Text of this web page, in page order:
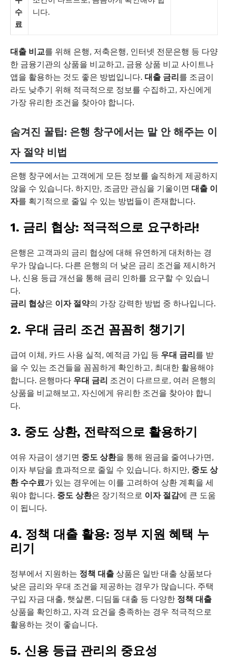
수
료
니다.
대출 비교를 위해 은행, 저축은행, 인터넷 전문은행 등 다양
한 금융기관의 상품을 비교하고, 금융 상품 비교 사이트나
앱을 활용하는 것도 좋은 방법입니다. 대출 금리를 조금이
라도 낮추기 위해 적극적으로 정보를 수집하고, 자신에게
가장 유리한 조건을 찾아야 합니다.
숨겨진 꿀팁: 은행 창구에서는 말 안 해주는 이
자 절약 비법
은행 창구에서는 고객에게 모든 정보를 솔직하게 제공하지
않을 수 있습니다. 하지만, 조금만 관심을 기울이면 대출 이
자를 획기적으로 줄일 수 있는 방법들이 존재합니다.
1. 금리 협상: 적극적으로 요구하라!
은행은 고객과의 금리 협상에 대해 유연하게 대처하는 경
우가 많습니다. 다른 은행의 더 낮은 금리 조건을 제시하거
나, 신용 등급 개선을 통해 금리 인하를 요구할 수 있습니
다.
금리 협상은 이자 절약의 가장 강력한 방법 중 하나입니다.
2. 우대 금리 조건 꼼꼼히 챙기기
급여 이체, 카드 사용 실적, 예적금 가입 등 우대 금리를 받
을 수 있는 조건들을 꼼꼼하게 확인하고, 최대한 활용해야
합니다. 은행마다 우대 금리 조건이 다르므로, 여러 은행의
상품을 비교해보고, 자신에게 유리한 조건을 찾아야 합니
다.
3. 중도 상환, 전략적으로 활용하기
여유 자금이 생기면 중도 상환을 통해 원금을 줄여나가면,
이자 부담을 효과적으로 줄일 수 있습니다. 하지만, 중도 상
환 수수료가 있는 경우에는 이를 고려하여 상환 계획을 세
워야 합니다. 중도 상환은 장기적으로 이자 절감에 큰 도움
이 됩니다.
4. 정책 대출 활용: 정부 지원 혜택 누
리기
정부에서 지원하는 정책 대출 상품은 일반 대출 상품보다
낮은 금리와 우대 조건을 제공하는 경우가 많습니다. 주택
구입 자금 대출, 햇살론, 디딤돌 대출 등 다양한 정책 대출
상품을 확인하고, 자격 요건을 충족하는 경우 적극적으로
활용하는 것이 좋습니다.
5. 신용 등급 관리의 중요성